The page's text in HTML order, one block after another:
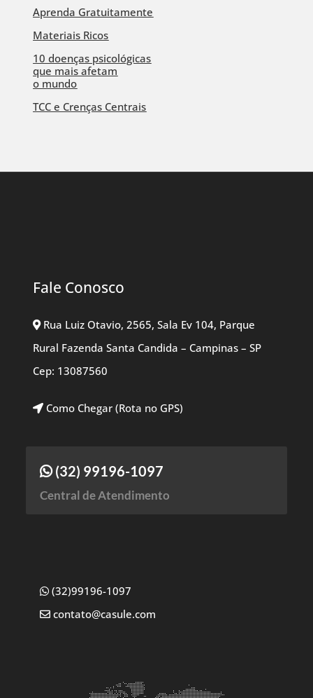
Aprenda Gratuitamente
Materiais Ricos
10 doenças psicológicas
que mais afetam
o mundo
TCC e Crenças Centrais
Fale Conosco
Rua Luiz Otavio, 2565, Sala Ev 104, Parque
Rural Fazenda Santa Candida – Campinas – SP
Cep: 13087560
Como Chegar (Rota no GPS)
(32) 99196-1097
Central de Atendimento
(32)99196-1097
contato@casule.com